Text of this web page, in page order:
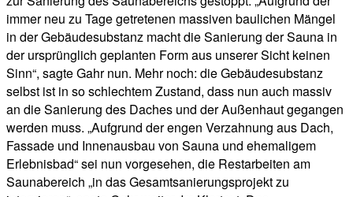
immer neu zu Tage getretenen massiven baulichen Mängel
in der Gebäudesubstanz macht die Sanierung der Sauna in
der ursprünglich geplanten Form aus unserer Sicht keinen
Sinn“, sagte Gahr nun. Mehr noch: die Gebäudesubstanz
selbst ist in so schlechtem Zustand, dass nun auch massiv
an die Sanierung des Daches und der Außenhaut gegangen
werden muss. „Aufgrund der engen Verzahnung aus Dach,
Fassade und Innenausbau von Sauna und ehemaligem
Erlebnisbad“ sei nun vorgesehen, die Restarbeiten am
Saunabereich „in das Gesamtsanierungsprojekt zu